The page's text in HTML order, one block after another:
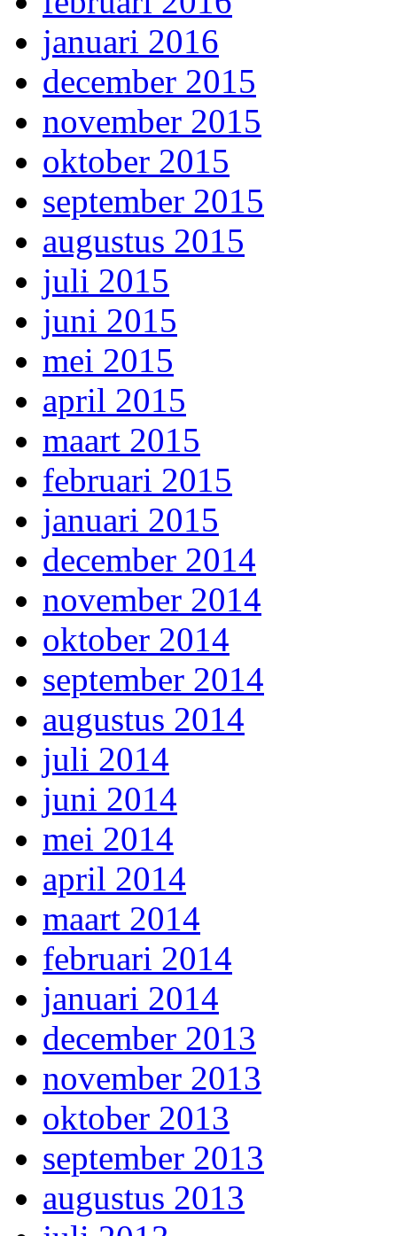
januari 2016
december 2015
november 2015
oktober 2015
september 2015
augustus 2015
juli 2015
juni 2015
mei 2015
april 2015
maart 2015
februari 2015
januari 2015
december 2014
november 2014
oktober 2014
september 2014
augustus 2014
juli 2014
juni 2014
mei 2014
april 2014
maart 2014
februari 2014
januari 2014
december 2013
november 2013
oktober 2013
september 2013
augustus 2013